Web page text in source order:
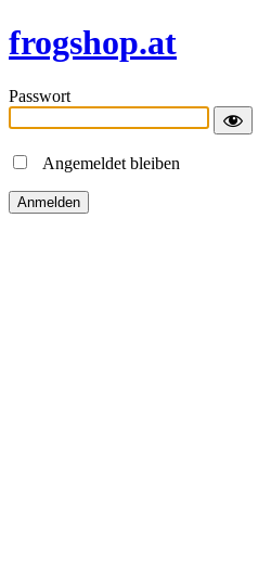
frogshop.at
Passwort
Angemeldet bleiben